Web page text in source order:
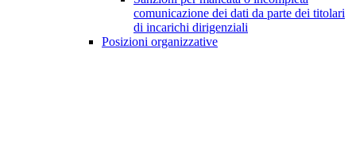
comunicazione dei dati da parte dei titolari
di incarichi dirigenziali
Posizioni organizzative